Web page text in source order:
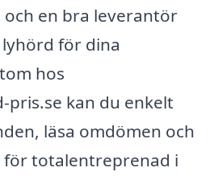
en bra leverantör
för dina
hos
kan du enkelt
läsa omdömen och
totalentreprenad i